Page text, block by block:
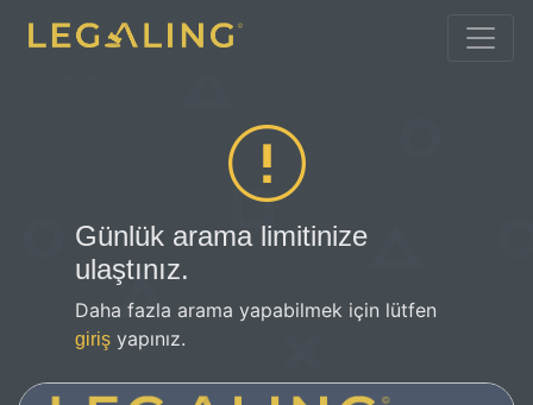
Günlük arama limitinize
ulaştınız.
Daha fazla arama yapabilmek için lütfen
giriş yapınız.